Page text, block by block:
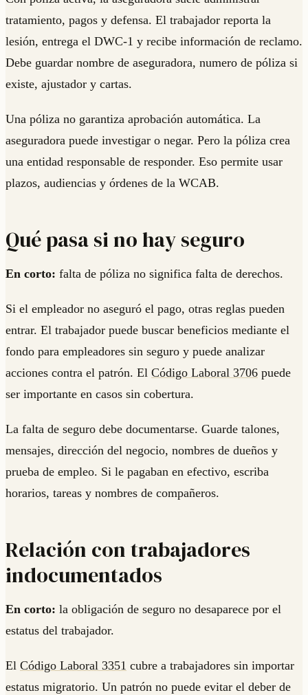
tratamiento, pagos y defensa. El trabajador reporta la
lesión, entrega el DWC-1 y recibe información de reclamo.
Debe guardar nombre de aseguradora, numero de póliza si
existe, ajustador y cartas.
Una póliza no garantiza aprobación automática. La
aseguradora puede investigar o negar. Pero la póliza crea
una entidad responsable de responder. Eso permite usar
plazos, audiencias y órdenes de la WCAB.
Qué pasa si no hay seguro
En corto: falta de póliza no significa falta de derechos.
Si el empleador no aseguró el pago, otras reglas pueden
entrar. El trabajador puede buscar beneficios mediante el
fondo para empleadores sin seguro y puede analizar
acciones contra el patrón. El Código Laboral 3706 puede
ser importante en casos sin cobertura.
La falta de seguro debe documentarse. Guarde talones,
mensajes, dirección del negocio, nombres de dueños y
prueba de empleo. Si le pagaban en efectivo, escriba
horarios, tareas y nombres de compañeros.
Relación con trabajadores
indocumentados
En corto: la obligación de seguro no desaparece por el
estatus del trabajador.
El Código Laboral 3351 cubre a trabajadores sin importar
estatus migratorio. Un patrón no puede evitar el deber de